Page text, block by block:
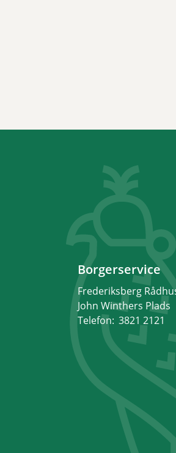
Borgerservice
Frederiksberg
John Winthers Plads
Telefon: 3821 2121